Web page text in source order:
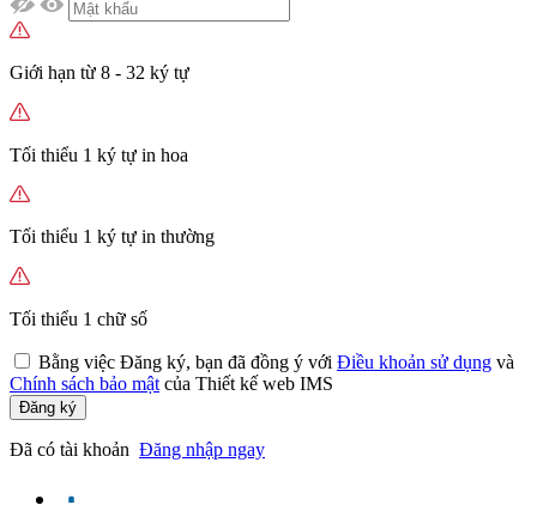
Giới hạn từ 8 - 32 ký tự
Tối thiểu 1 ký tự in hoa
Tối thiểu 1 ký tự in thường
Tối thiểu 1 chữ số
Bằng việc Đăng ký, bạn đã đồng ý với Điều khoản sử dụng và
Chính sách bảo mật của Thiết kế web IMS
Đăng ký
Đã có tài khoản Đăng nhập ngay